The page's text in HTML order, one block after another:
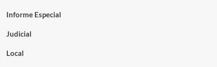
Informe Especial
Judicial
Local